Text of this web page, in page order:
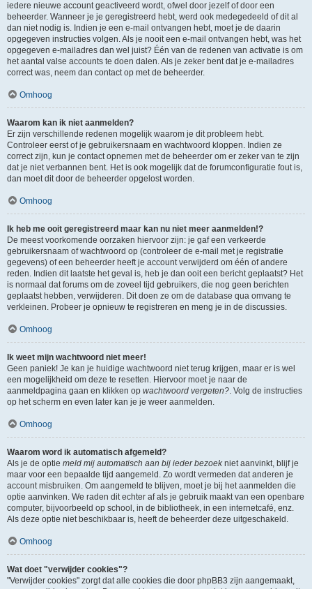
iedere nieuwe account geactiveerd wordt, ofwel door jezelf of door een
beheerder. Wanneer je je geregistreerd hebt, werd ook medegedeeld of dit al
dan niet nodig is. Indien je een e-mail ontvangen hebt, moet je de daarin
opgegeven instructies volgen. Als je nooit een e-mail ontvangen hebt, was het
opgegeven e-mailadres dan wel juist? Één van de redenen van activatie is om
het aantal valse accounts te doen dalen. Als je zeker bent dat je e-mailadres
correct was, neem dan contact op met de beheerder.
Omhoog
Waarom kan ik niet aanmelden?
Er zijn verschillende redenen mogelijk waarom je dit probleem hebt.
Controleer eerst of je gebruikersnaam en wachtwoord kloppen. Indien ze
correct zijn, kun je contact opnemen met de beheerder om er zeker van te zijn
dat je niet verbannen bent. Het is ook mogelijk dat de forumconfiguratie fout is,
dan moet dit door de beheerder opgelost worden.
Omhoog
Ik heb me ooit geregistreerd maar kan nu niet meer aanmelden!?
De meest voorkomende oorzaken hiervoor zijn: je gaf een verkeerde
gebruikersnaam of wachtwoord op (controleer de e-mail met je registratie
gegevens) of een beheerder heeft je account verwijderd om één of andere
reden. Indien dit laatste het geval is, heb je dan ooit een bericht geplaatst? Het
is normaal dat forums om de zoveel tijd gebruikers, die nog geen berichten
geplaatst hebben, verwijderen. Dit doen ze om de database qua omvang te
verkleinen. Probeer je opnieuw te registreren en meng je in de discussies.
Omhoog
Ik weet mijn wachtwoord niet meer!
Geen paniek! Je kan je huidige wachtwoord niet terug krijgen, maar er is wel
een mogelijkheid om deze te resetten. Hiervoor moet je naar de
aanmeldpagina gaan en klikken op wachtwoord vergeten?. Volg de instructies
op het scherm en even later kan je je weer aanmelden.
Omhoog
Waarom word ik automatisch afgemeld?
Als je de optie meld mij automatisch aan bij ieder bezoekniet aanvinkt, blijf je
maar voor een bepaalde tijd aangemeld. Zo wordt vermeden dat anderen je
account misbruiken. Om aangemeld te blijven, moet je bij het aanmelden die
optie aanvinken. We raden dit echter af als je gebruik maakt van een openbare
computer, bijvoorbeeld op school, in de bibliotheek, in een internetcafé, enz.
Als deze optie niet beschikbaar is, heeft de beheerder deze uitgeschakeld.
Omhoog
Wat doet "verwijder cookies"?
"Verwijder cookies" zorgt dat alle cookies die door phpBB3 zijn aangemaakt,